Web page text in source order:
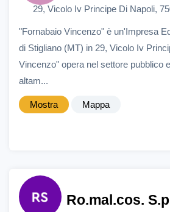
29, Vicolo Iv Principe Di Napoli,
"Fornabaio Vincenzo" è un'Impresa
di Stigliano (MT) in 29, Vicolo Iv
Vincenzo" opera nel settore pubblico
altam...
Mostra Mappa
Ro.mal.cos.